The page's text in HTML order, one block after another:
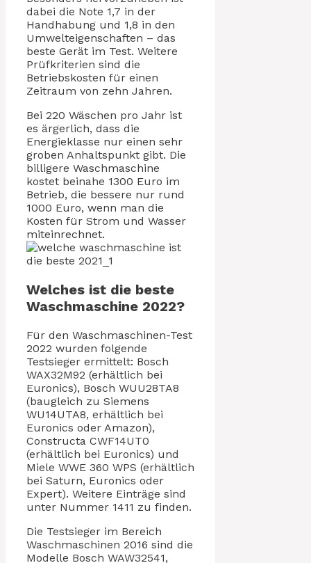
dabei die Note 1,7 in der
Handhabung und 1,8 in den
Umwelteigenschaften – das
beste Gerät im Test. Weitere
Prüfkriterien sind die
Betriebskosten für einen
Zeitraum von zehn Jahren.
Bei 220 Wäschen pro Jahr ist
es ärgerlich, dass die
Energieklasse nur einen sehr
groben Anhaltspunkt gibt. Die
billigere Waschmaschine
kostet beinahe 1300 Euro im
Betrieb, die bessere nur rund
1000 Euro, wenn man die
Kosten für Strom und Wasser
miteinrechnet.
Welches ist die beste
Waschmaschine 2022?
Für den Waschmaschinen-Test
2022 wurden folgende
Testsieger ermittelt: Bosch
WAX32M92 (erhältlich bei
Euronics), Bosch WUU28TA8
(baugleich zu Siemens
WU14UTA8, erhältlich bei
Euronics oder Amazon),
Constructa CWF14UT0
(erhältlich bei Euronics) und
Miele WWE 360 WPS (erhältlich
bei Saturn, Euronics oder
Expert). Weitere Einträge sind
unter Nummer 1411 zu finden.
Die Testsieger im Bereich
Waschmaschinen 2016 sind die
Modelle Bosch WAW32541,